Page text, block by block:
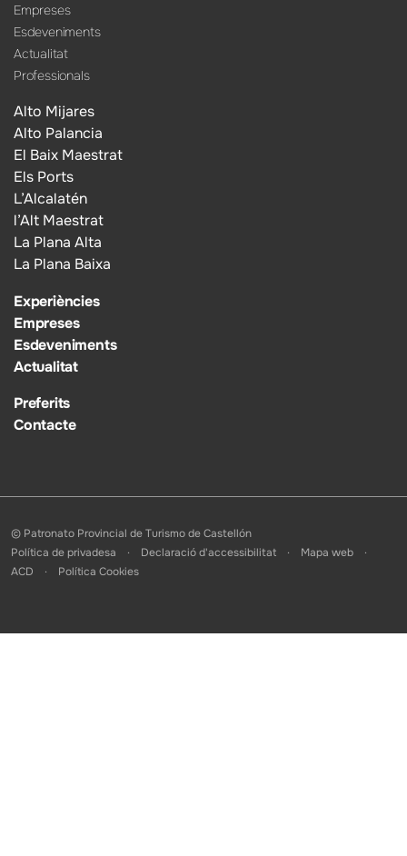
Empreses
Esdeveniments
Actualitat
Professionals
Alto Mijares
Alto Palancia
El Baix Maestrat
Els Ports
L’Alcalatén
l’Alt Maestrat
La Plana Alta
La Plana Baixa
Experiències
Empreses
Esdeveniments
Actualitat
Preferits
Contacte
© Patronato Provincial de Turismo de Castellón
Política de privadesa
Declaració d'accessibilitat
Mapa web
ACD
Política Cookies